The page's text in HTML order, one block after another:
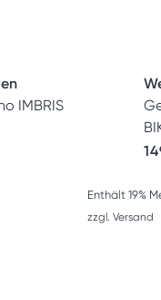
IMBRIS
Enthält 19%
zzgl. Versand